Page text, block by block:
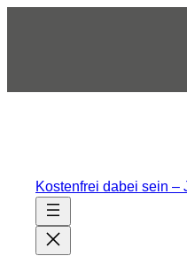
Kostenfrei dabei sein –